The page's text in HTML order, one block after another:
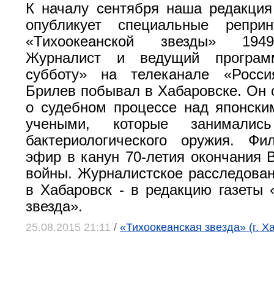
К началу сентября наша
опубликует специальные
«Тихоокеанской звезды»
Журналист и ведущий
субботу» на телеканале
Брилев побывал в Хабаровске.
о судебном процессе над
учеными, которые
бактериологического оружия.
эфир в канун 70-летия окончания
войны. Журналистское
в Хабаровск - в редакцию газеты
звезда».
25.08.2015 21:11 / «Тихоокеанская звезда» (г.